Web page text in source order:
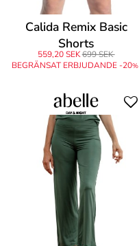
Calida Remix Basic
Shorts
559,20 SEK699 SEK
BEGRÄNSAT ERBJUDANDE -20%